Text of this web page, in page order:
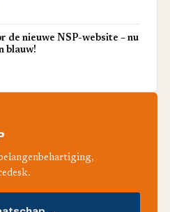
de nieuwe NSP-website – nu
blauw!